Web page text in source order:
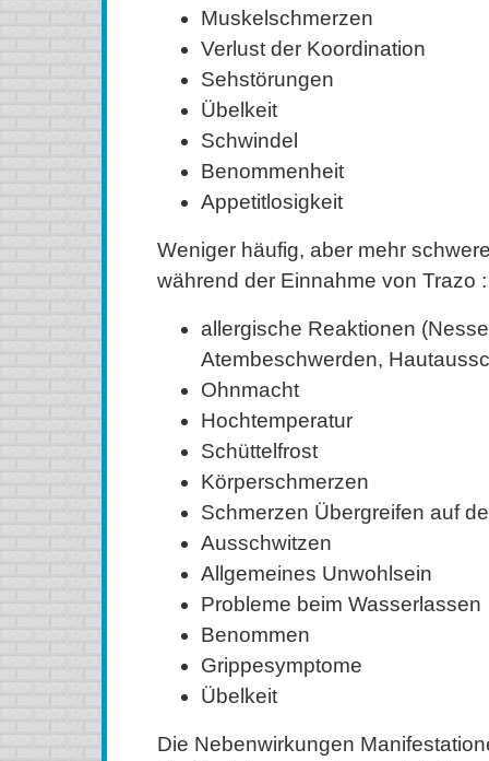
Muskelschmerzen
Verlust der Koordination
Sehstörungen
Übelkeit
Schwindel
Benommenheit
Appetitlosigkeit
Weniger häufig, aber mehr
während der Einnahme von Trazo :
allergische Reaktionen
Atembeschwerden,
Ohnmacht
Hochtemperatur
Schüttelfrost
Körperschmerzen
Schmerzen Übergreifen auf
Ausschwitzen
Allgemeines Unwohlsein
Probleme beim Wasserlassen
Benommen
Grippesymptome
Übelkeit
Die Nebenwirkungen